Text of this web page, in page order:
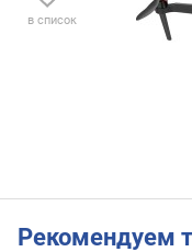
в список
Рекомендуем